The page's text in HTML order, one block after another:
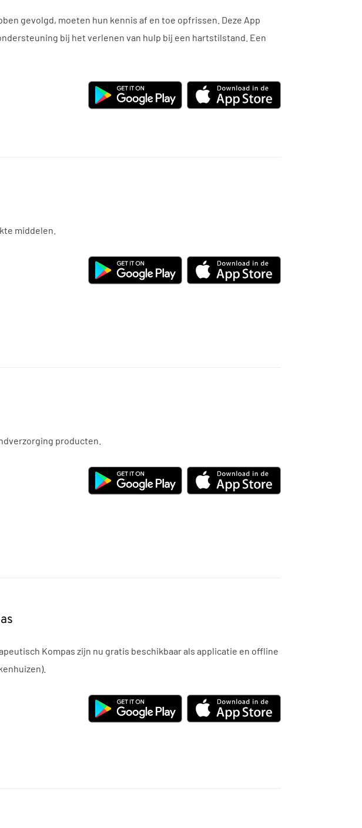
gevolgd, moeten hun kennis af en toe opfrissen. Deze App
bij het verlenen van hulp bij een hartstilstand. Een
middelen.
producten.
Kompas zijn nu gratis beschikbaar als applicatie en offline